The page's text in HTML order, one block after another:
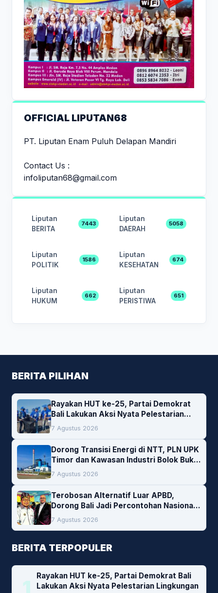
OFFICIAL LIPUTAN68
PT. Liputan Enam Puluh Delapan Mandiri
Contact Us :
infoliputan68@gmail.com
Liputan
BERITA
7443
Liputan
DAERAH
5058
Liputan
POLITIK
1586
Liputan
KESEHATAN
674
Liputan
HUKUM
662
Liputan
PERISTIWA
651
BERITA PILIHAN
Rayakan HUT ke-25, Partai Demokrat
Bali Lakukan Aksi Nyata Pelestarian
Lingkungan
7 Agustus 2026
Dorong Transisi Energi di NTT, PLN UPK
Timor dan Kawasan Industri Bolok Buka
Peluang Investasi Woodchip untuk
Cofiring PLTU Bolok
7 Agustus 2026
Terobosan Alternatif Luar APBD,
Dorong Bali Jadi Percontohan Nasional
Pembiayaan Daerah
7 Agustus 2026
BERITA TERPOPULER
1
Rayakan HUT ke-25, Partai Demokrat Bali
Lakukan Aksi Nyata Pelestarian Lingkungan